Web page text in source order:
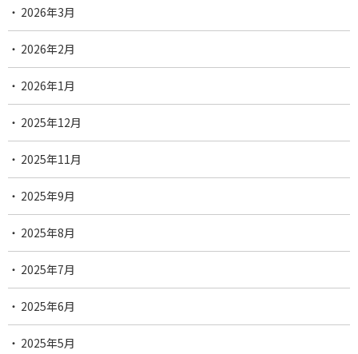
2026年3月
2026年2月
2026年1月
2025年12月
2025年11月
2025年9月
2025年8月
2025年7月
2025年6月
2025年5月